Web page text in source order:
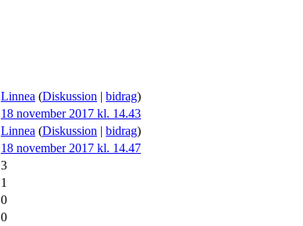
Linnea (Diskussion | bidrag)
18 november 2017 kl. 14.43
Linnea (Diskussion | bidrag)
18 november 2017 kl. 14.47
3
1
0
0